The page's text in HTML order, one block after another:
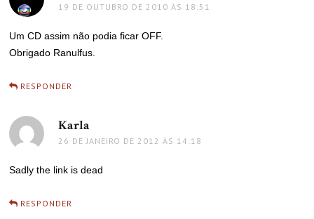
19 DE OUTUBRO DE 2010 ÀS 18:51
Um CD assim não podia ficar OFF.
Obrigado Ranulfus.
RESPONDER
Karla
26 DE JANEIRO DE 2012 ÀS 14:18
Sadly the link is dead
RESPONDER